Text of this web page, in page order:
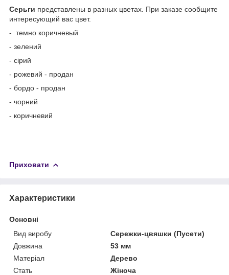
Серьги представлены в разных цветах. При заказе сообщите
интересующий вас цвет.
- темно коричневый
- зелений
- сірий
- рожевий - продан
- бордо - продан
- чорний
- коричневий
Приховати
Характеристики
Основні
Вид виробу
Сережки-цвяшки (Пусети)
Довжина
53 мм
Матеріал
Дерево
Стать
Жіноча